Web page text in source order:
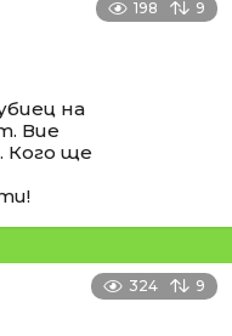
198 9
на
Вие
Кого ще
324 9